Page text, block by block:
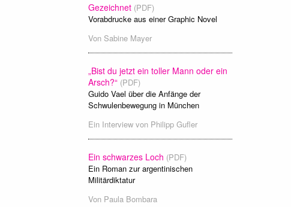
Gezeichnet (PDF)
Vorabdrucke aus einer Graphic Novel
Von Sabine Mayer
„Bist du jetzt ein toller Mann oder ein
Arsch?“ (PDF)
Guido Vael über die Anfänge der
Schwulenbewegung in München
Ein Interview von Philipp Gufler
Ein schwarzes Loch (PDF)
Ein Roman zur argentinischen
Militärdiktatur
Von Paula Bombara